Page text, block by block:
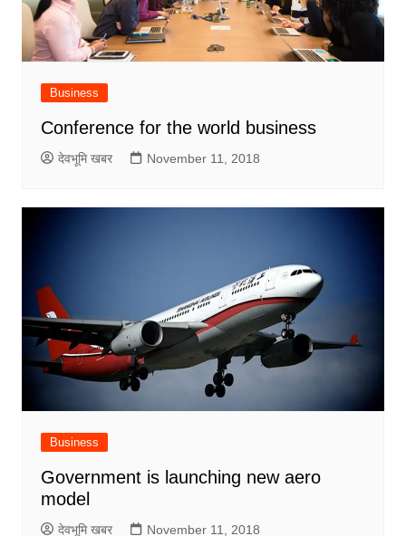
Business
Conference for the world business
देवभूमि खबर November 11, 2018
Business
Government is launching new aero
model
देवभूमि खबर November 11, 2018